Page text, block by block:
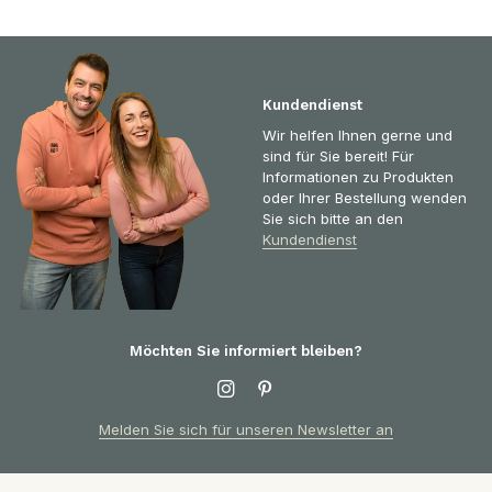
Kundendienst
Wir helfen Ihnen gerne und
sind für Sie bereit! Für
Informationen zu Produkten
oder Ihrer Bestellung wenden
Sie sich bitte an den
Kundendienst
Möchten Sie informiert bleiben?
Melden Sie sich für unseren Newsletter an